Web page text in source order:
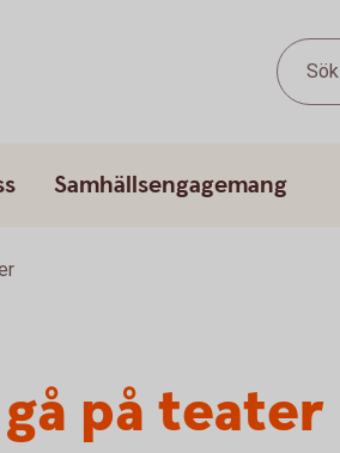
Sök
Samhällsengagemang
på teater